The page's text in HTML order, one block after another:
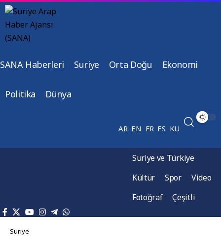
SANA Haberleri Suriye Orta Doğu Ekonomi
Politika Dünya
AR EN FR ES KU
Suriye ve Türkiye
Kültür
Spor
Video
Fotoğraf
Çeşitli
Suriye